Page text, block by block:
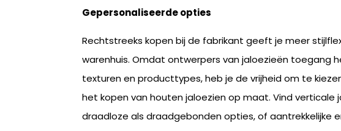
Gepersonaliseerde opties
Rechtstreeks kopen bij de fabrikant geeft je meer
warenhuis. Omdat ontwerpers van jaloezieën toegang
texturen en producttypes, heb je de vrijheid om te
het kopen van houten jaloezien op maat. Vind
draadloze als draadgebonden opties, of aantrekkelijke